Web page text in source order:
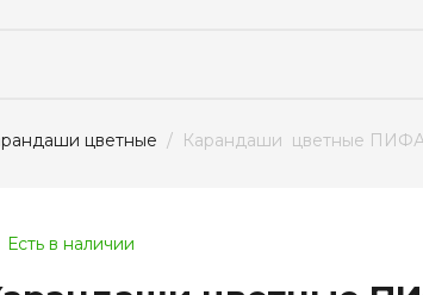
цветные /  Карандаши  цветные
Есть в наличии